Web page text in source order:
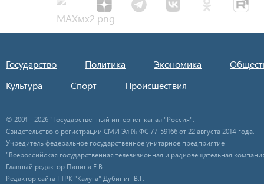
Государство Политика Экономика
Культура
Спорт Происшествия
© 2001 - 2026 "Государственный интернет-канал "Россия".
Свидетельство о регистрации СМИ Эл № ФС 77-59166 от 22 августа 2014 года.
Учредитель федеральное государственное унитарное предприятие
"Всероссийская государственная телевизионная и радиовещательная
Главный редактор Панина Е.В.
Редактор сайта ГТРК "Калуга" Дубинин В.Г.